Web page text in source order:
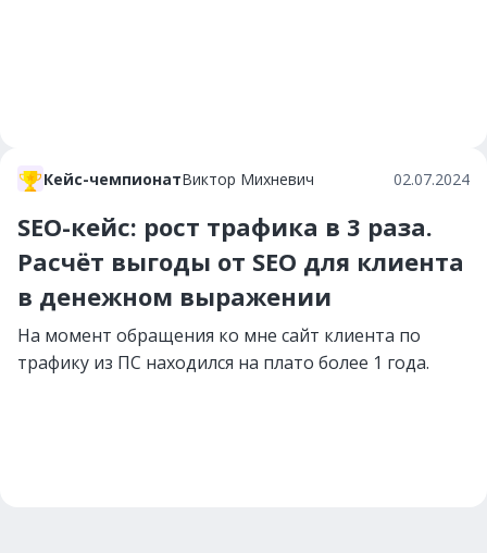
Кейс-чемпионатВиктор Михневич 02.07.2024
SEO-кейс: рост трафика в 3 раза.
Расчёт выгоды от SEO для клиента
в денежном выражении
На момент обращения ко мне сайт клиента по
трафику из ПС находился на плато более 1 года.